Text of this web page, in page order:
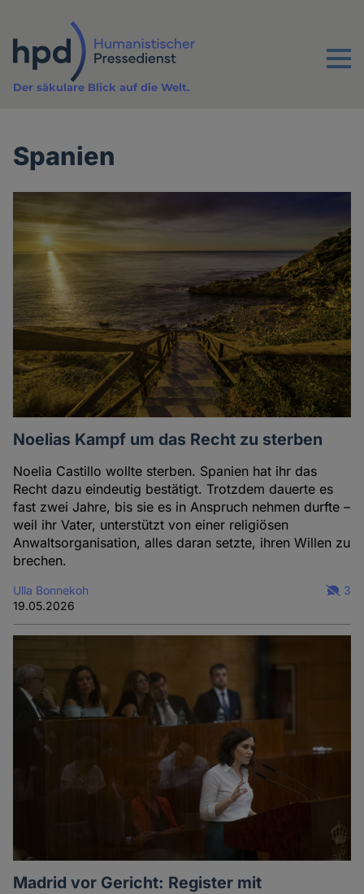
Inhalt
Menu
Der säkulare Blick auf die Welt.
Spanien
Noelias Kampf um das Recht zu sterben
Noelia Castillo wollte sterben. Spanien hat ihr das
Recht dazu eindeutig bestätigt. Trotzdem dauerte es
fast zwei Jahre, bis sie es in Anspruch nehmen durfte –
weil ihr Vater, unterstützt von einer religiösen
Anwaltsorganisation, alles daran setzte, ihren Willen zu
brechen.
Ulla Bonnekoh
19.05.2026
3
Madrid vor Gericht: Register mit